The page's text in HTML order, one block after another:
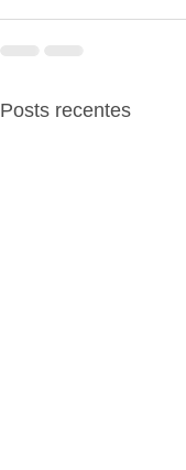
Posts recentes